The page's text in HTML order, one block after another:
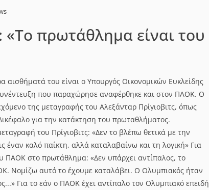
πρωτάθλημα είναι του
αισθήματά του είναι ο Υπουργός Οικονομικών Ευκλείδης
που παραχώρησε αναφέρθηκε και στον ΠΑΟΚ. Ο
της μεταγραφής του Αλεξάνταρ Πρίγιοβιτς, όπως
για την κατάκτηση του πρωταθλήματος.
του Πρίγιοβιτς: «Δεν το βλέπω θετικά με την
έναν καλό παίκτη, αλλά καταλαβαίνω και τη λογική» Για
ΠΑΟΚ στο πρωτάθλημα: «Δεν υπάρχει αντίπαλος, το
Νομίζω αυτό το έχουμε καταλάβει. Ο Ολυμπιακός ήταν
Για το εάν ο ΠΑΟΚ έχει αντίπαλο τον Ολυμπιακό επειδή